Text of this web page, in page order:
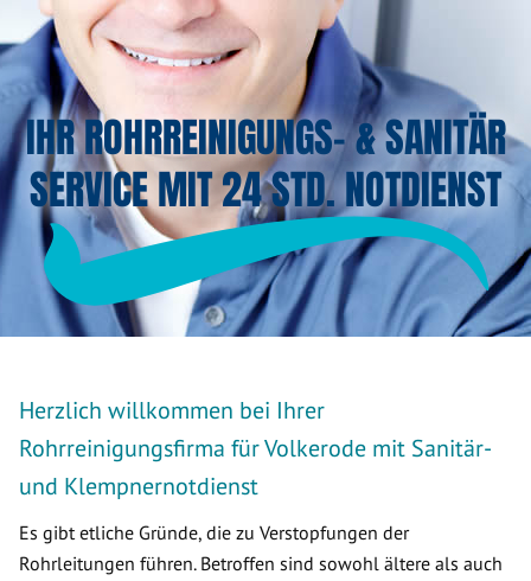
IHR ROHRREINIGUNGS- & SANITÄR
SERVICE MIT 24 STD. NOTDIENST
Herzlich willkommen bei Ihrer
Rohrreinigungsfirma für Volkerode mit Sanitär-
und Klempnernotdienst
Es gibt etliche Gründe, die zu Verstopfungen der
Rohrleitungen führen. Betroffen sind sowohl ältere als auch